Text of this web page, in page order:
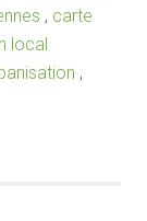
, carte
local
,